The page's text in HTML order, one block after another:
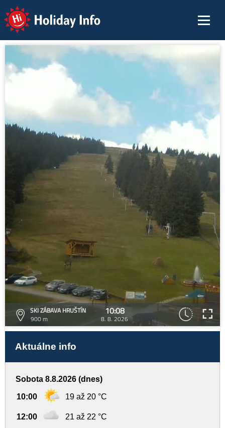
Holiday Info
SKI ZÁBAVA HRUŠTÍN
900 m
10:08
8. 8. 2026
Aktuálne info
Sobota 8.8.2026 (dnes)
10:00 19 až 20 °C
12:00 21 až 22 °C